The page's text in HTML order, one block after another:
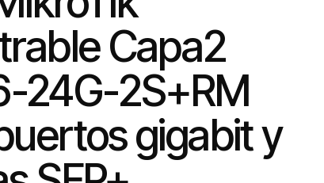
Capa2
24G-2S+RM
gigabit y